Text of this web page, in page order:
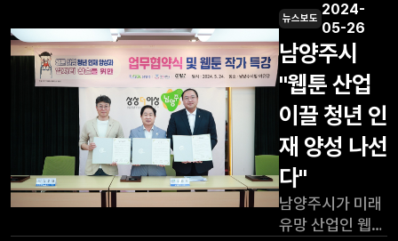
웹툰기업 케나즈,
현지 콘텐츠기업
오노와 '글로벌
웹툰 인재
양성'을 위한
업무협약을
체결하고
기념사진을 찍고
있다. 왼쪽부터
오노 대표
아이나라 이파스,
뉴스보도
2024-
05-26
남양주시
"웹툰 산업
이끌 청년 인
재 양성 나선
다"
남양주시가 미래
유망 산업인 웹툰